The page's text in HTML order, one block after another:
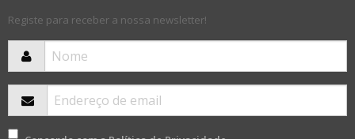
Registe para receber a nossa newsletter!